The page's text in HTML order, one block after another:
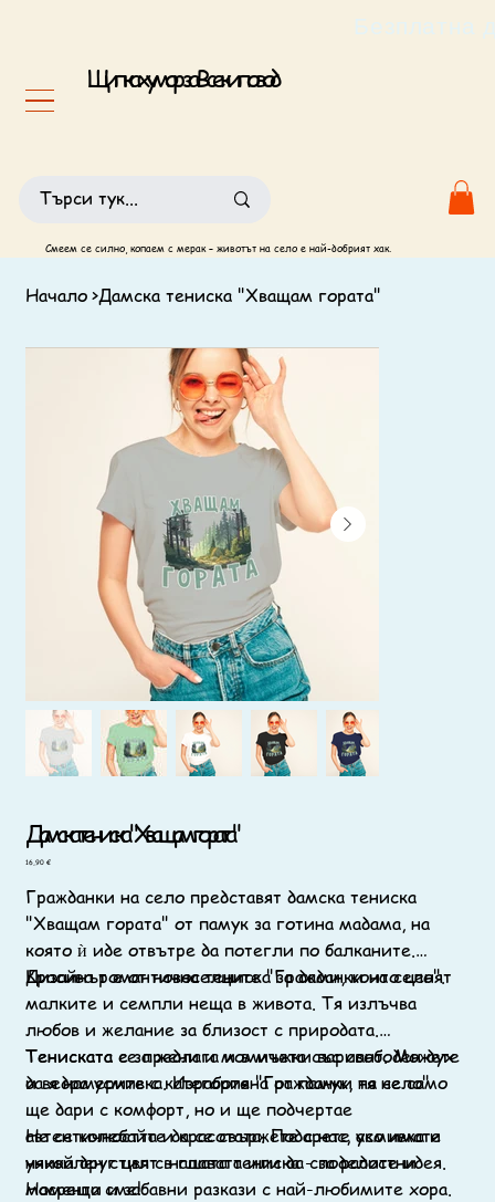
Щипка хумор за Всеки повод
Смеем се силно, копаем с мерак – животът на село е най-добрият хак.
Начало>Дамска тениска "Хващам гората"
Дамска тениска "Хващам гората"
Цена
16,90 €
Гражданки на село представят дамска тениска
"Хващам гората" от памук за готина мадама, на
която ѝ иде отвътре да потегли по балканите.
Дизайнът е от новоселците "Гражданки на село".
Красива романтична тениска за дами, които ценят
малките и семпли неща в живота. Тя излъчва
любов и желание за близост с природата.
Тениската е за жени и момичета със свободен дух
и ведра усмивка. Изработена от памук, тя не само
ще дари с комфорт, но и ще подчертае
автентичността и красотата. Подарете усмивка и
уникален стил с нашата тениска - за радостни
моменти и забавни разкази с най-любимите хора.
Тениската се предлага и в мъжки вариант. Можете
да я намерите с категория "Гражданки на село"
Не се колебайте да се свържете с нас, ако имате
някой друг цвят в главата или да споделите идея.
Насреща сме!